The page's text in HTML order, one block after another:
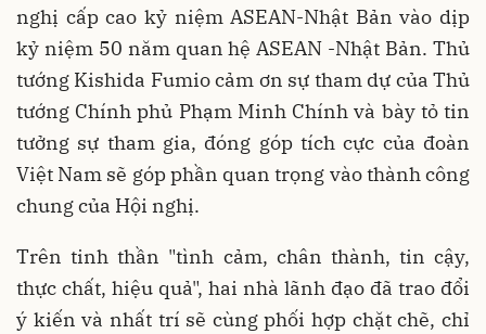
nghị cấp cao kỷ niệm ASEAN-Nhật Bản vào dịp
kỷ niệm 50 năm quan hệ ASEAN -Nhật Bản. Thủ
tướng Kishida Fumio cảm ơn sự tham dự của Thủ
tướng Chính phủ Phạm Minh Chính và bày tỏ tin
tưởng sự tham gia, đóng góp tích cực của đoàn
Việt Nam sẽ góp phần quan trọng vào thành công
chung của Hội nghị.
Trên tinh thần "tình cảm, chân thành, tin cậy,
thực chất, hiệu quả", hai nhà lãnh đạo đã trao đổi
ý kiến và nhất trí sẽ cùng phối hợp chặt chẽ, chỉ